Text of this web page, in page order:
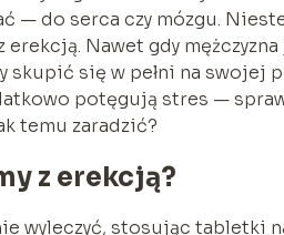
— do serca czy mózgu.
erekcją. Nawet gdy
skupić się w pełni na swojej
potęgują stres —
temu zaradzić?
z erekcją?
wyleczyć, stosując tabletki